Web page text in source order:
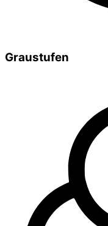
Graustufen